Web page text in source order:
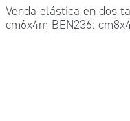
Venda elástica en dos
cm6x4m BEN236: